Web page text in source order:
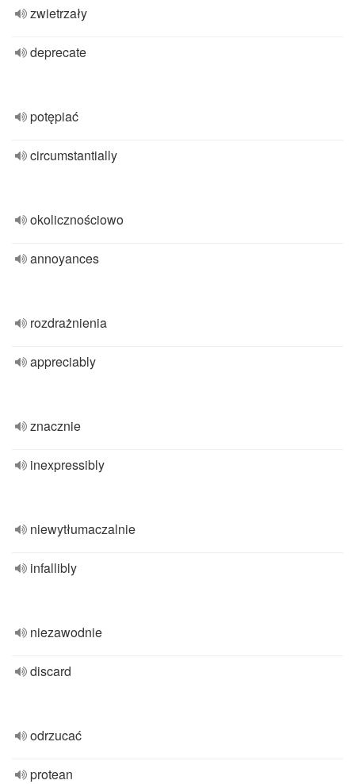
zwietrzały
deprecate
potępiać
circumstantially
okolicznościowo
annoyances
rozdrażnienia
appreciably
znacznie
inexpressibly
niewytłumaczalnie
infallibly
niezawodnie
discard
odrzucać
protean